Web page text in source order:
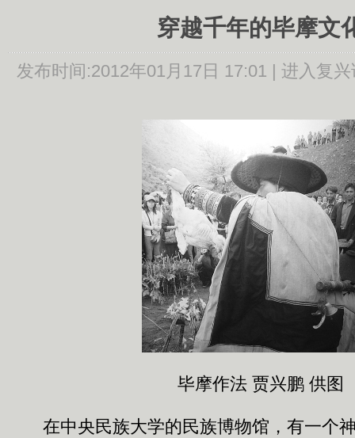
穿越千年的毕摩文
发布时间:2012年01月17日 17:01 | 进入复兴
毕摩作法 贾兴鹏 供图
在中央民族大学的民族博物馆，有一个